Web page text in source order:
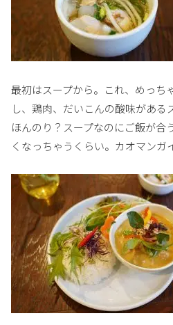
最初はスープから。これ、めっち
し、鶏肉、だいこんの酸味がある
ほんのり？スープなのにご飯が合
くなっちゃうくらい。カオマンガ